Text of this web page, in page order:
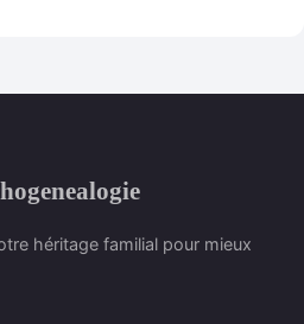
héritage familial pour mieux